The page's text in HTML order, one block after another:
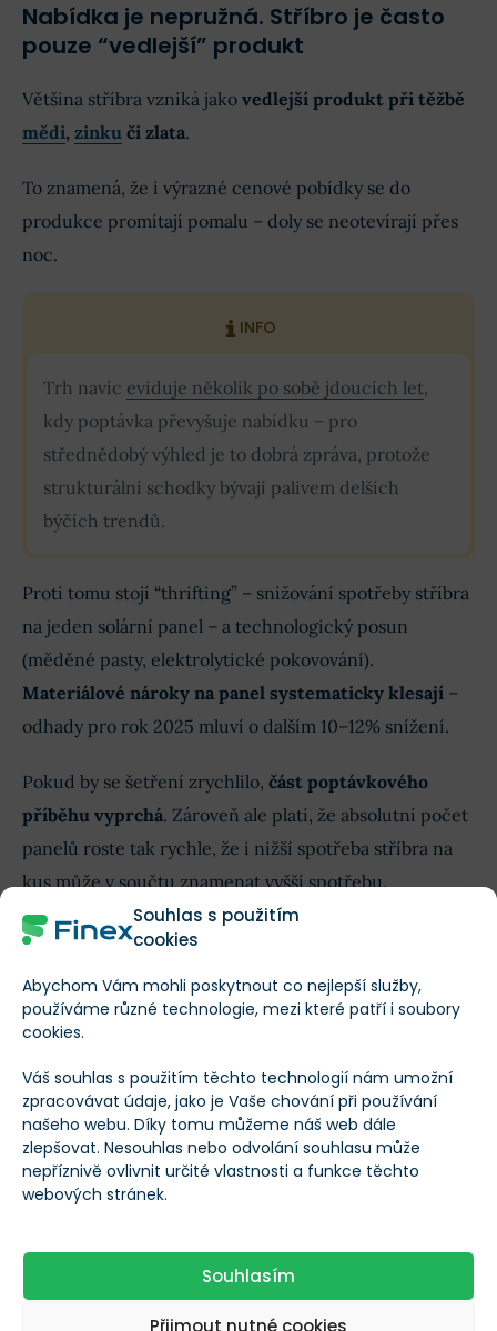
Souhlas s použitím
cookies
Abychom Vám mohli poskytnout co nejlepší služby,
používáme různé technologie, mezi které patří i soubory
cookies.
Váš souhlas s použitím těchto technologií nám umožní
zpracovávat údaje, jako je Vaše chování při používání
našeho webu. Díky tomu můžeme náš web dále
zlepšovat. Nesouhlas nebo odvolání souhlasu může
nepříznivě ovlivnit určité vlastnosti a funkce těchto
webových stránek.
Souhlasím
Přijmout nutné cookies
Nabídka je nepružná. Stříbro je často
pouze “vedlejší” produkt
Většina stříbra vzniká jako vedlejší produkt při těžbě
mědi, zinku či zlata.
To znamená, že i výrazné cenové pobídky se do
produkce promítají pomalu – doly se neotevírají přes
noc.
INFO
Trh navíc eviduje několik po sobě jdoucích let,
kdy poptávka převyšuje nabídku – pro
střednědobý výhled je to dobrá zpráva, protože
strukturální schodky bývají palivem delších
býčích trendů.
Proti tomu stojí “thrifting” – snižování spotřeby stříbra
na jeden solární panel – a technologický posun
(měděné pasty, elektrolytické pokovování).
Materiálové nároky na panel systematicky klesají –
odhady pro rok 2025 mluví o dalším 10–12% snížení.
Pokud by se šetření zrychlilo, část poptávkového
příběhu vyprchá. Zároveň ale platí, že absolutní počet
panelů roste tak rychle, že i nižší spotřeba stříbra na
kus může v součtu znamenat vyšší spotřebu.
Abychom byli poctiví, existují i modely, které malují
naznačují, ženabídka by kolem roku 2030 mohla
pokrývat jen zhruba dvě třetiny poptávky
solární sektor by byl hlavním tahounem.
Jsou to scénáře s nejistotami, ale ukazují, jak citlivý je
trh na tempo instalací a technologické změny.